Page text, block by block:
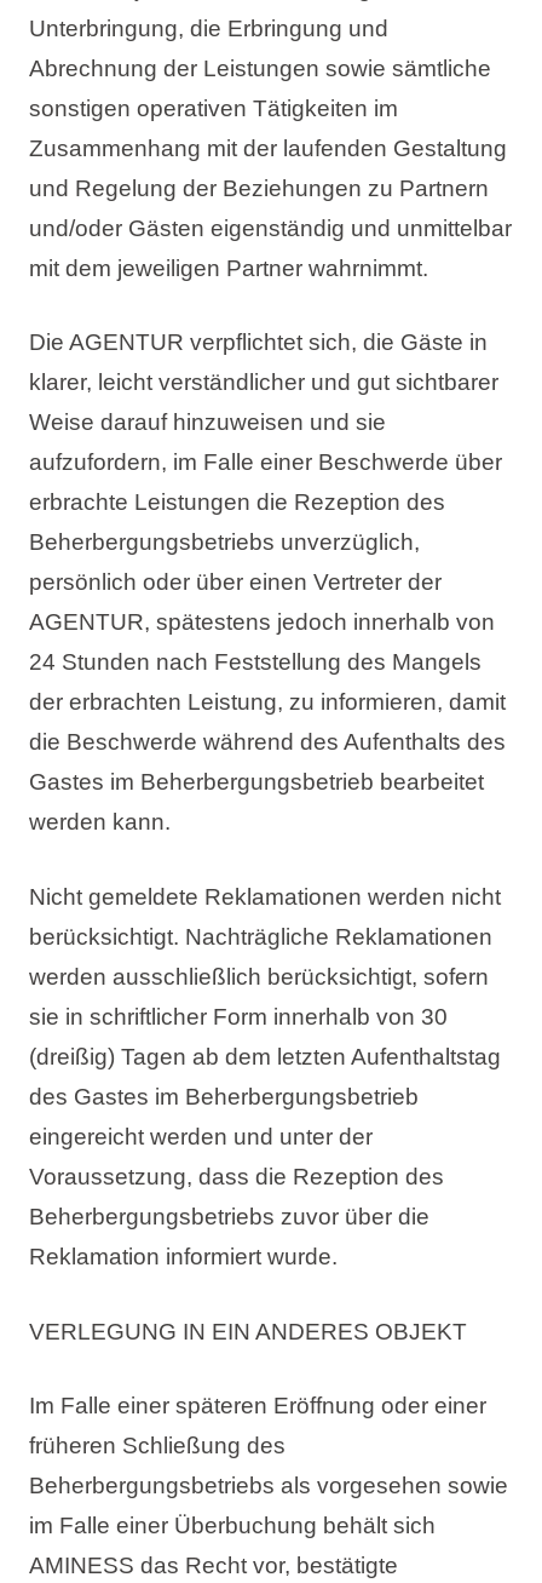
Unterbringung, die Erbringung und
Abrechnung der Leistungen sowie sämtliche
sonstigen operativen Tätigkeiten im
Zusammenhang mit der laufenden Gestaltung
und Regelung der Beziehungen zu Partnern
und/oder Gästen eigenständig und unmittelbar
mit dem jeweiligen Partner wahrnimmt.
Die AGENTUR verpflichtet sich, die Gäste in
klarer, leicht verständlicher und gut sichtbarer
Weise darauf hinzuweisen und sie
aufzufordern, im Falle einer Beschwerde über
erbrachte Leistungen die Rezeption des
Beherbergungsbetriebs unverzüglich,
persönlich oder über einen Vertreter der
AGENTUR, spätestens jedoch innerhalb von
24 Stunden nach Feststellung des Mangels
der erbrachten Leistung, zu informieren, damit
die Beschwerde während des Aufenthalts des
Gastes im Beherbergungsbetrieb bearbeitet
werden kann.
Nicht gemeldete Reklamationen werden nicht
berücksichtigt. Nachträgliche Reklamationen
werden ausschließlich berücksichtigt, sofern
sie in schriftlicher Form innerhalb von 30
(dreißig) Tagen ab dem letzten Aufenthaltstag
des Gastes im Beherbergungsbetrieb
eingereicht werden und unter der
Voraussetzung, dass die Rezeption des
Beherbergungsbetriebs zuvor über die
Reklamation informiert wurde.
VERLEGUNG IN EIN ANDERES OBJEKT
Im Falle einer späteren Eröffnung oder einer
früheren Schließung des
Beherbergungsbetriebs als vorgesehen sowie
im Falle einer Überbuchung behält sich
AMINESS das Recht vor, bestätigte